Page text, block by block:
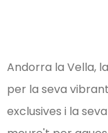
Andorra la Vella,
per la seva
exclusives i la